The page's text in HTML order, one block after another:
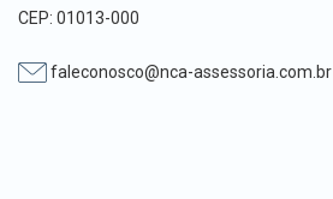
CEP: 01013-000
faleconosco@nca-assessoria.com.br